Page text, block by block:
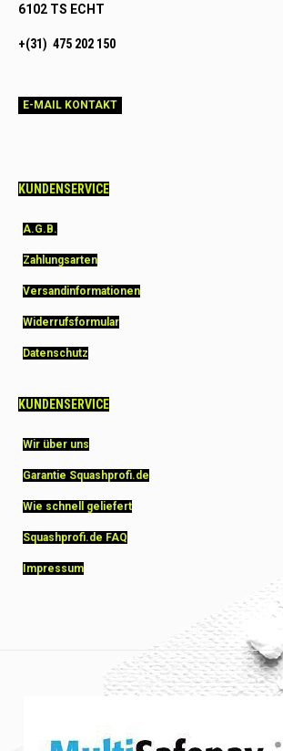
6102 TS ECHT
+(31) 475 202 150
E-MAIL KONTAKT
KUNDENSERVICE
A.G.B.
Zahlungsarten
Versandinformationen
Widerrufsformular
Datenschutz
KUNDENSERVICE
Wir über uns
Garantie Squashprofi.de
Wie schnell geliefert
Squashprofi.de FAQ
Impressum